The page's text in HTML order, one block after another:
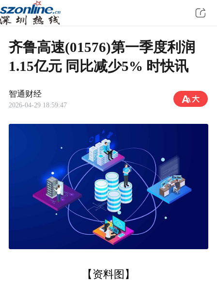
齐鲁高速(01576)第一季度利润
1.15亿元 同比减少5% 时快讯
智通财经
2026-04-29 18:59:47
【资料图】